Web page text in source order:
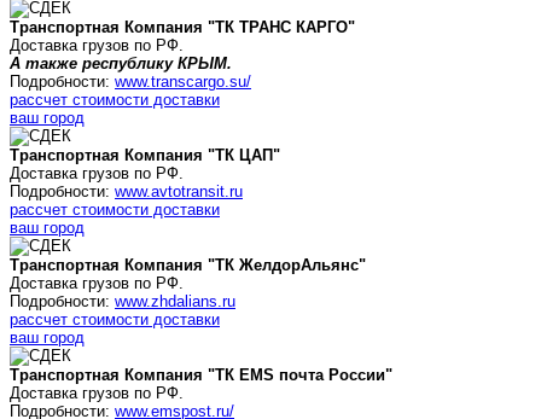
Транспортная Компания "ТК ТРАНС КАРГО"
Доставка грузов по РФ.
А также республику КРЫМ.
Подробности: www.transcargo.su/
рассчет стоимости доставки
ваш город
Транспортная Компания "ТК ЦАП"
Доставка грузов по РФ.
Подробности: www.avtotransit.ru
рассчет стоимости доставки
ваш город
Транспортная Компания "ТК ЖелдорАльянс"
Доставка грузов по РФ.
Подробности: www.zhdalians.ru
рассчет стоимости доставки
ваш город
Транспортная Компания "ТК EMS почта России"
Доставка грузов по РФ.
Подробности: www.emspost.ru/